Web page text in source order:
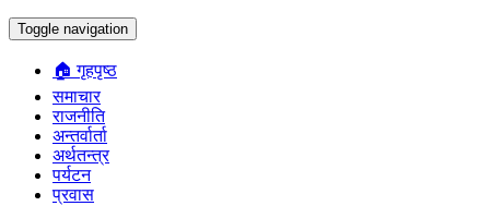
Toggle navigation
🏠 गृहपृष्ठ
समाचार
राजनीति
अन्तर्वार्ता
अर्थतन्त्र
पर्यटन
प्रवास